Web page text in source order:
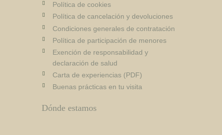
Política de cookies
Política de cancelación y devoluciones
Condiciones generales de contratación
Política de participación de menores
Exención de responsabilidad y
declaración de salud
Carta de experiencias (PDF)
Buenas prácticas en tu visita
Dónde estamos